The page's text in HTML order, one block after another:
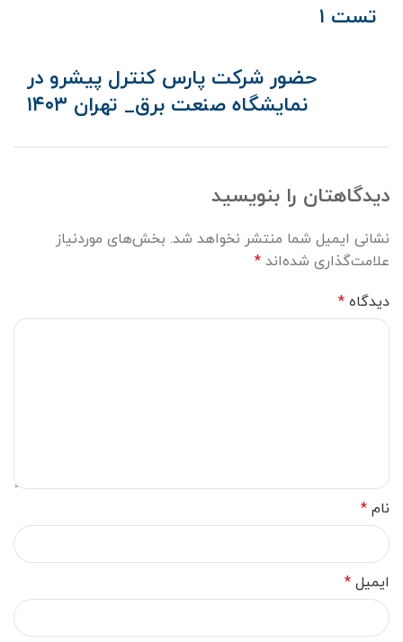
تست ۱
حضور شرکت پارس کنترل پیشرو در
نمایشگاه صنعت برق_ تهران ۱۴۰۳
دیدگاهتان را بنویسید
نشانی ایمیل شما منتشر نخواهد شد. بخش‌های موردنیاز
علامت‌گذاری شده‌اند *
دیدگاه *
نام *
ایمیل *